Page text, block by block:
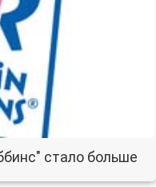
стало больше